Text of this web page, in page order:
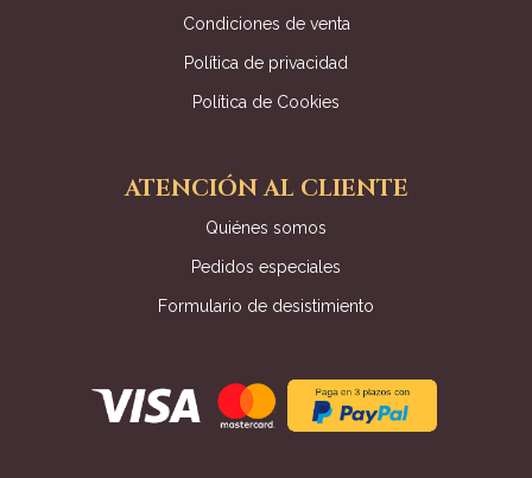
Condiciones de venta
Política de privacidad
Política de Cookies
ATENCIÓN AL CLIENTE
Quiénes somos
Pedidos especiales
Formulario de desistimiento